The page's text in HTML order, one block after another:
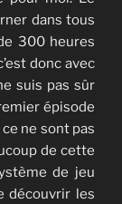
dans tous
300 heures
donc avec
suis pas sûr
épisode
ne sont pas
de cette
de jeu
découvrir les